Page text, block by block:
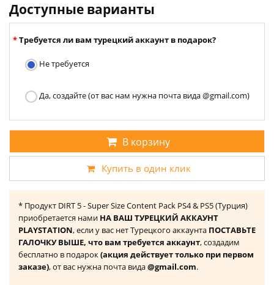
Доступные варианты
Требуется ли вам турецкий аккаунт в подарок?
Не требуется
Да, создайте (от вас нам нужна почта вида @gmail.com)
В корзину
Купить в один клик
* Продукт DIRT 5 - Super Size Content Pack PS4 & PS5 (Турция)
приобретается нами НА ВАШ ТУРЕЦКИЙ АККАУНТ
PLAYSTATION, если у вас нет Турецкого аккаунта ПОСТАВЬТЕ
ГАЛОЧКУ ВЫШЕ, что вам требуется аккаунт, создадим
бесплатно в подарок(акция действует только при первом
заказе), от вас нужна почта вида@gmail.com.